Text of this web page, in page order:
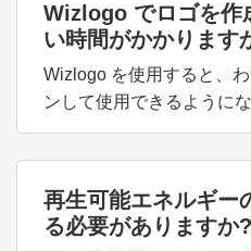
Wizlogo でロゴを作
い時間がかかります
Wizlogo を使用すると、
ンして使用できるようにな
再生可能エネルギー
る必要がありますか?